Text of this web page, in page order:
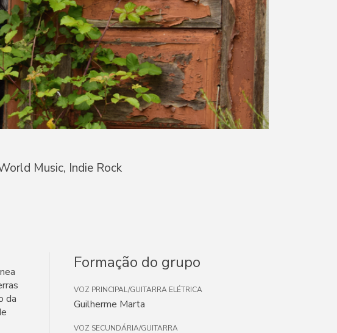
Music, Indie Rock
da
Formação do grupo
VOZ PRINCIPAL/GUITARRA ELÉTRICA
Guilherme Marta
VOZ SECUNDÁRIA/GUITARRA